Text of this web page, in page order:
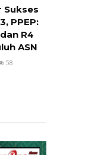
Sukses
PPEP:
R4
ASN
58